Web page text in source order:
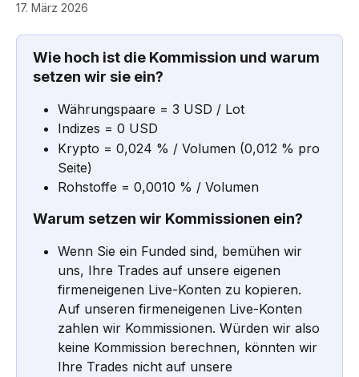
17. März 2026
Wie hoch ist die Kommission und warum
setzen wir sie ein?
Währungspaare = 3 USD / Lot
Indizes = 0 USD
Krypto = 0,024 % / Volumen (0,012 % pro
Seite)
Rohstoffe = 0,0010 % / Volumen
Warum setzen wir Kommissionen ein?
Wenn Sie ein Funded sind, bemühen wir
uns, Ihre Trades auf unsere eigenen
firmeneigenen Live-Konten zu kopieren.
Auf unseren firmeneigenen Live-Konten
zahlen wir Kommissionen. Würden wir also
keine Kommission berechnen, könnten wir
Ihre Trades nicht auf unsere